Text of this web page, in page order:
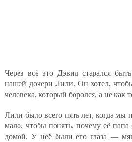
Через всё это Дэвид старался
нашей дочери Лили. Он хотел,
человека, который боролся, а не как
Лили было всего пять лет, когда мы
мало, чтобы понять, почему её папа
домой. У неё были его глаза —